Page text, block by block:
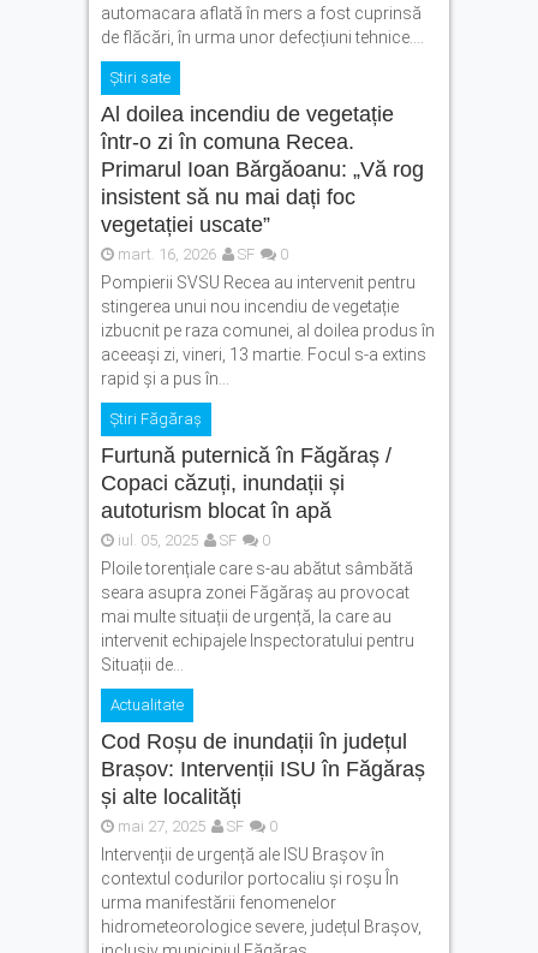
automacara aflată în mers a fost cuprinsă
de flăcări, în urma unor defecțiuni tehnice....
Știri sate
Al doilea incendiu de vegetație
într-o zi în comuna Recea.
Primarul Ioan Bărgăoanu: „Vă rog
insistent să nu mai dați foc
vegetației uscate”
mart. 16, 2026 SF 0
Pompierii SVSU Recea au intervenit pentru
stingerea unui nou incendiu de vegetație
izbucnit pe raza comunei, al doilea produs în
aceeași zi, vineri, 13 martie. Focul s-a extins
rapid și a pus în...
Știri Făgăraș
Furtună puternică în Făgăraș /
Copaci căzuți, inundații și
autoturism blocat în apă
iul. 05, 2025 SF 0
Ploile torențiale care s-au abătut sâmbătă
seara asupra zonei Făgăraș au provocat
mai multe situații de urgență, la care au
intervenit echipajele Inspectoratului pentru
Situații de...
Actualitate
Cod Roșu de inundații în județul
Brașov: Intervenții ISU în Făgăraș
și alte localități
mai 27, 2025 SF 0
Intervenții de urgență ale ISU Brașov în
contextul codurilor portocaliu și roșu În
urma manifestării fenomenelor
hidrometeorologice severe, județul Brașov,